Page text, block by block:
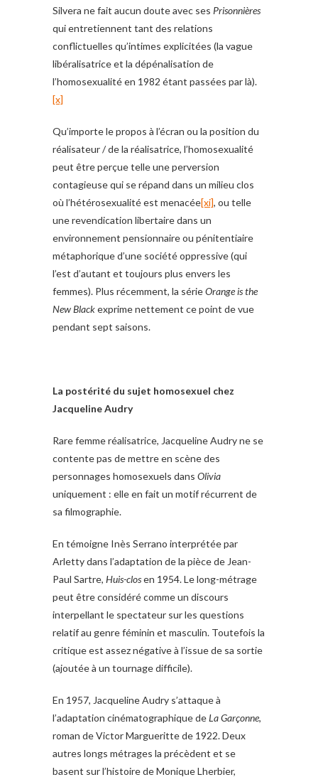
Silvera ne fait aucun doute avec ses Prisonnières
qui entretiennent tant des relations
conflictuelles qu’intimes explicitées (la vague
libéralisatrice et la dépénalisation de
l’homosexualité en 1982 étant passées par là).
[x]
Qu’importe le propos à l’écran ou la position du
réalisateur / de la réalisatrice, l’homosexualité
peut être perçue telle une perversion
contagieuse qui se répand dans un milieu clos
où l’hétérosexualité est menacée[xi], ou telle
une revendication libertaire dans un
environnement pensionnaire ou pénitentiaire
métaphorique d’une société oppressive (qui
l’est d’autant et toujours plus envers les
femmes). Plus récemment, la sérieOrange is the
New Blackexprime nettement ce point de vue
pendant sept saisons.
La postérité du sujet homosexuel chez
Jacqueline Audry
Rare femme réalisatrice, Jacqueline Audry ne se
contente pas de mettre en scène des
personnages homosexuels dans Olivia
uniquement : elle en fait un motif récurrent de
sa filmographie.
En témoigne Inès Serrano interprétée par
Arletty dans l’adaptation de la pièce de Jean-
Paul Sartre, Huis-closen 1954. Le long-métrage
peut être considéré comme un discours
interpellant le spectateur sur les questions
relatif au genre féminin et masculin. Toutefois la
critique est assez négative à l’issue de sa sortie
(ajoutée à un tournage difficile).
En 1957, Jacqueline Audry s’attaque à
l’adaptation cinématographique deLa Garçonne,
roman de Victor Margueritte de 1922. Deux
autres longs métrages la précèdent et se
basent sur l’histoire de Monique Lherbier,